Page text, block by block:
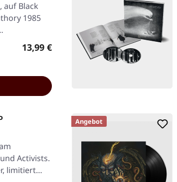
auf Black
1985
Regulärer Preis:
13,99 €
Activists.
limitiert…
Angebot